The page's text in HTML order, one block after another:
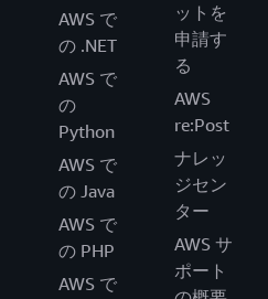
AWS で
の .NET
AWS で
の
Python
AWS で
の Java
AWS で
の PHP
AWS で
ットを
申請す
る
AWS
re:Post
ナレッ
ジセン
ター
AWS サ
ポート